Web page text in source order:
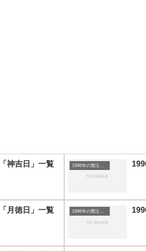
神吉日」一覧
月徳日」一覧 1996年の暦注｜選日